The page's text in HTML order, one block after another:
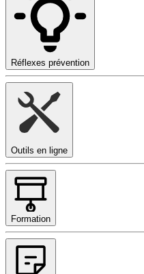
Réflexes prévention
Outils en ligne
Formation